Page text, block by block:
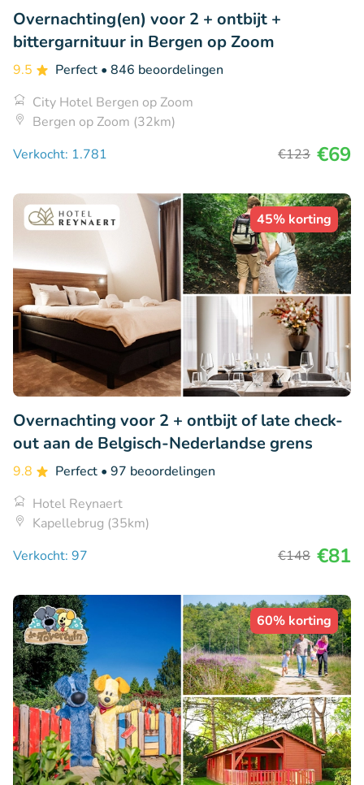
Overnachting(en) voor 2 + ontbijt +
bittergarnituur in Bergen op Zoom
9.5 Perfect • 846 beoordelingen
City Hotel Bergen op Zoom
Bergen op Zoom (32km)
Verkocht: 1.781
€123 €69
45% korting
Overnachting voor 2 + ontbijt of late check-
out aan de Belgisch-Nederlandse grens
9.8 Perfect • 97 beoordelingen
Hotel Reynaert
Kapellebrug (35km)
Verkocht: 97
€148 €81
60% korting